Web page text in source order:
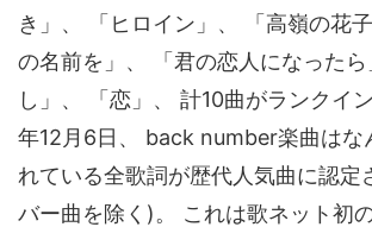
き」、 「ヒロイン」、 「高嶺の花
の名前を」、 「君の恋人になった
し」、 「恋」、 計10曲がランクイ
年12月6日、 back number楽曲はな
れている全歌詞が歴代人気曲に認定
バー曲を除く)。 これは歌ネット初